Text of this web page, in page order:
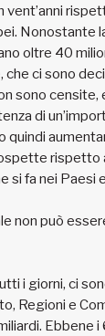
Nonostante
oltre 40
che ci sono
sono censite,
di
quindi
rispetto
si fa nei Paesi
non può
i giorni, ci
Regioni e
Ebbene i